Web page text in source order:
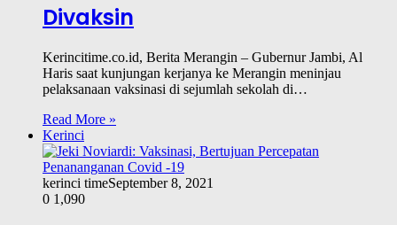
Divaksin
Kerincitime.co.id, Berita Merangin – Gubernur Jambi, Al
Haris saat kunjungan kerjanya ke Merangin meninjau
pelaksanaan vaksinasi di sejumlah sekolah di…
Read More »
Kerinci
kerinci timeSeptember 8, 2021
0 1,090